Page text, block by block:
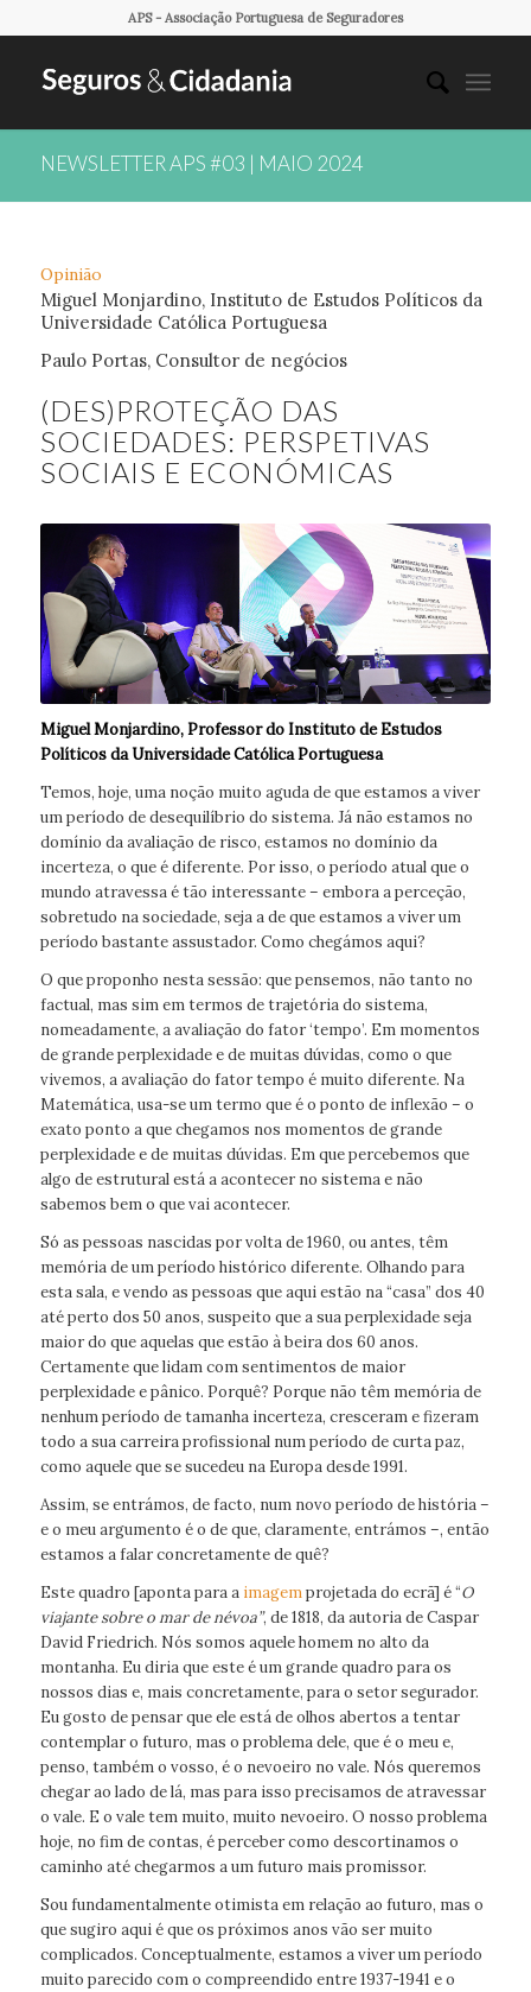
APS - Associação Portuguesa de Seguradores
NEWSLETTER APS #03 | MAIO 2024
Opinião
Miguel Monjardino, Instituto de Estudos Políticos da
Universidade Católica Portuguesa
Paulo Portas, Consultor de negócios
(DES)PROTEÇÃO DAS
SOCIEDADES: PERSPETIVAS
SOCIAIS E ECONÓMICAS
Miguel Monjardino, Professor do Instituto de Estudos
Políticos da Universidade Católica Portuguesa
Temos, hoje, uma noção muito aguda de que estamos a viver
um período de desequilíbrio do sistema. Já não estamos no
domínio da avaliação de risco, estamos no domínio da
incerteza, o que é diferente. Por isso, o período atual que o
mundo atravessa é tão interessante – embora a perceção,
sobretudo na sociedade, seja a de que estamos a viver um
período bastante assustador. Como chegámos aqui?
O que proponho nesta sessão: que pensemos, não tanto no
factual, mas sim em termos de trajetória do sistema,
nomeadamente, a avaliação do fator ‘tempo’. Em momentos
de grande perplexidade e de muitas dúvidas, como o que
vivemos, a avaliação do fator tempo é muito diferente. Na
Matemática, usa-se um termo que é o ponto de inflexão – o
exato ponto a que chegamos nos momentos de grande
perplexidade e de muitas dúvidas. Em que percebemos que
algo de estrutural está a acontecer no sistema e não
sabemos bem o que vai acontecer.
Só as pessoas nascidas por volta de 1960, ou antes, têm
memória de um período histórico diferente. Olhando para
esta sala, e vendo as pessoas que aqui estão na “casa” dos 40
até perto dos 50 anos, suspeito que a sua perplexidade seja
maior do que aquelas que estão à beira dos 60 anos.
Certamente que lidam com sentimentos de maior
perplexidade e pânico. Porquê? Porque não têm memória de
nenhum período de tamanha incerteza, cresceram e fizeram
todo a sua carreira profissional num período de curta paz,
como aquele que se sucedeu na Europa desde 1991.
Assim, se entrámos, de facto, num novo período de história –
e o meu argumento é o de que, claramente, entrámos –, então
estamos a falar concretamente de quê?
Este quadro [aponta para a imagemprojetada do ecrã] é “O
viajante sobre o mar de névoa”, de 1818, da autoria de Caspar
David Friedrich. Nós somos aquele homem no alto da
montanha. Eu diria que este é um grande quadro para os
nossos dias e, mais concretamente, para o setor segurador.
Eu gosto de pensar que ele está de olhos abertos a tentar
contemplar o futuro, mas o problema dele, que é o meu e,
penso, também o vosso, é o nevoeiro no vale. Nós queremos
chegar ao lado de lá, mas para isso precisamos de atravessar
o vale. E o vale tem muito, muito nevoeiro. O nosso problema
hoje, no fim de contas, é perceber como descortinamos o
caminho até chegarmos a um futuro mais promissor.
Sou fundamentalmente otimista em relação ao futuro, mas o
que sugiro aqui é que os próximos anos vão ser muito
complicados. Conceptualmente, estamos a viver um período
muito parecido com o compreendido entre 1937-1941 e o